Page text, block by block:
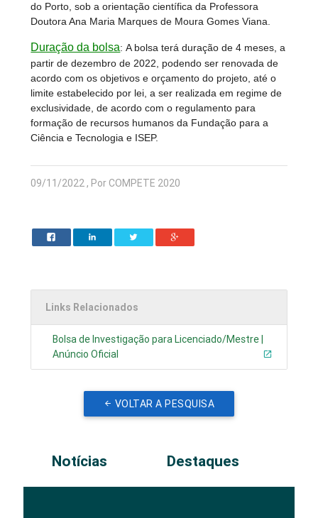
do Porto, sob a orientação científica da Professora
Doutora Ana Maria Marques de Moura Gomes Viana.
Duração da bolsa:A bolsa terá duração de 4 meses, a
partir de dezembro de 2022, podendo ser renovada de
acordo com os objetivos e orçamento do projeto, até o
limite estabelecido por lei, a ser realizada em regime de
exclusividade, de acordo com o regulamento para
formação de recursos humanos da Fundação para a
Ciência e Tecnologia e ISEP.
09/11/2022 , Por COMPETE 2020
Links Relacionados
Bolsa de Investigação para Licenciado/Mestre |
Anúncio Oficial
VOLTAR A PESQUISA
Notícias Destaques